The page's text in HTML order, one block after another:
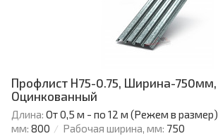
Профлист Н75-0.75, Ширина-750мм,
Оцинкованный
Длина: От 0,5 м - по 12 м (Режем в размер)
мм: 800 Рабочая ширина, мм: 750